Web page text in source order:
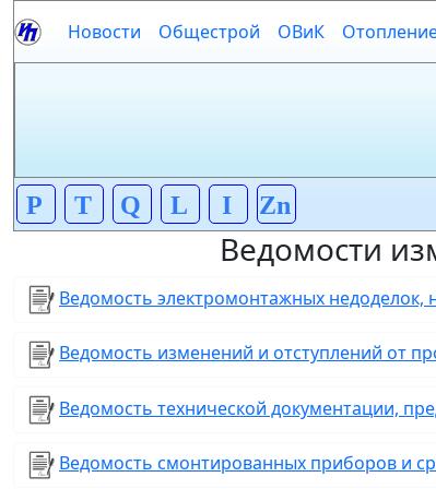
Новости Общестрой ОВиК
P T Q L I Zn
Ведомости
Ведомость электромонтажных
Ведомость изменений и отступлений от
Ведомость технической документации,
Ведомость смонтированных